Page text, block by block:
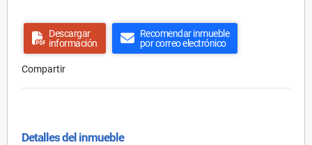
Descargar
información
Recomendar inmueble
por correo electrónico
Compartir
Detalles del inmueble